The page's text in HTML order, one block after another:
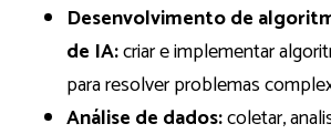
Desenvolvimento de
de IA:criar e implementar
para resolver problemas
Análise de dados:coletar,